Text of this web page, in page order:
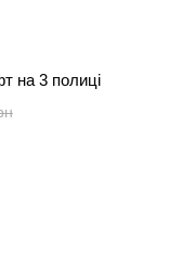
на 3 полиці